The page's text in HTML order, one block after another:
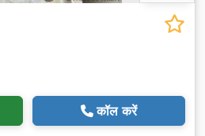
कॉल करें